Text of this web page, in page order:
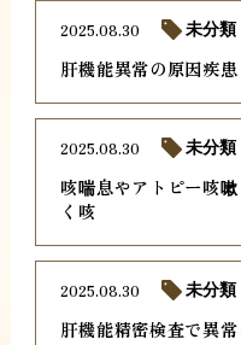
肝機能異常の原因疾
2025.08.30 未分類
咳喘息やアトピー咳
く咳
2025.08.30 未分類
肝機能精密検査で異
2025.08.30 未分類